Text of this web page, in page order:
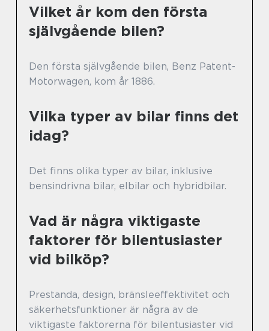
Vilket år kom den första
självgående bilen?
Den första självgående bilen, Benz Patent-
Motorwagen, kom år 1886.
Vilka typer av bilar finns det
idag?
Det finns olika typer av bilar, inklusive
bensindrivna bilar, elbilar och hybridbilar.
Vad är några viktigaste
faktorer för bilentusiaster
vid bilköp?
Prestanda, design, bränsleeffektivitet och
säkerhetsfunktioner är några av de
viktigaste faktorerna för bilentusiaster vid